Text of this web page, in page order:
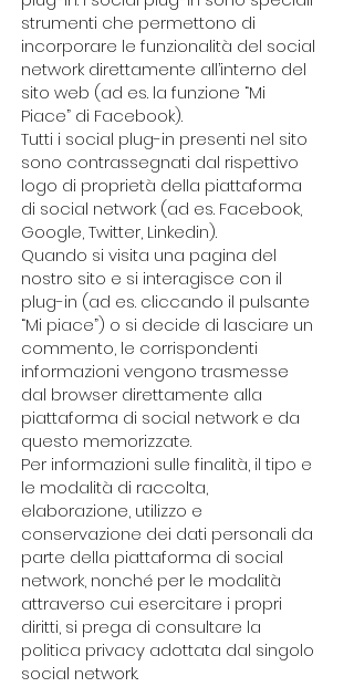
strumenti che permettono di
incorporare le funzionalità del social
network direttamente all’interno del
sito web (ad es. la funzione “Mi
Piace” di Facebook).
Tutti i social plug-in presenti nel sito
sono contrassegnati dal rispettivo
logo di proprietà della piattaforma
di social network (ad es. Facebook,
Google, Twitter, Linkedin).
Quando si visita una pagina del
nostro sito e si interagisce con il
plug-in (ad es. cliccando il pulsante
“Mi piace”) o si decide di lasciare un
commento, le corrispondenti
informazioni vengono trasmesse
dal browser direttamente alla
piattaforma di social network e da
questo memorizzate.
Per informazioni sulle finalità, il tipo e
le modalità di raccolta,
elaborazione, utilizzo e
conservazione dei dati personali da
parte della piattaforma di social
network, nonché per le modalità
attraverso cui esercitare i propri
diritti, si prega di consultare la
politica privacy adottata dal singolo
social network.